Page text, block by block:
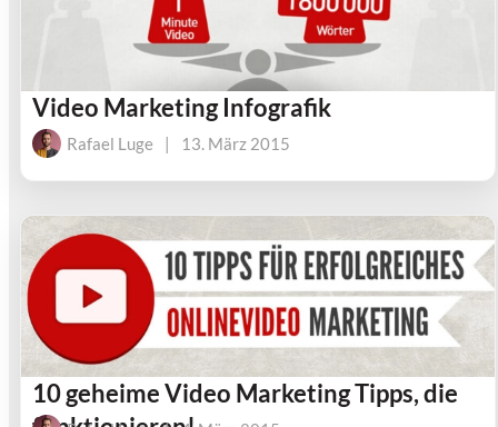
Video Marketing Infografik
Rafael Luge 13. März 2015
10 geheime Video Marketing Tipps, die